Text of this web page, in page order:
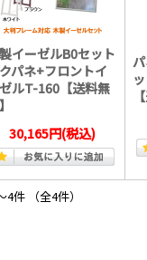
イーゼルB0セット
パネ+フロントイ
ルT-160【送料無
30,165円(税込)
4件 （全4件）